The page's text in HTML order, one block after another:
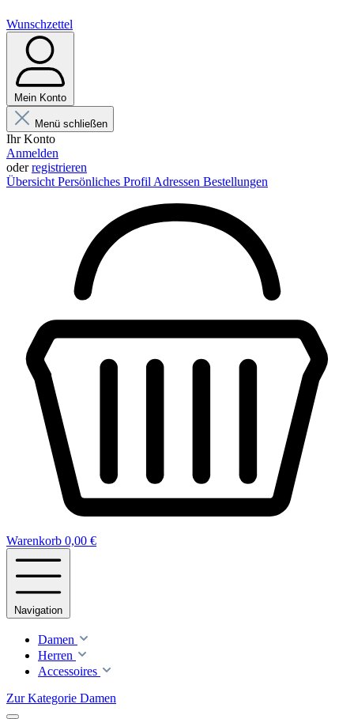
Wunschzettel
Mein Konto
Menü schließen
Ihr Konto
Anmelden
oderregistrieren
Übersicht Persönliches Profil Adressen Bestellungen
Warenkorb 0,00 €
Navigation
Damen
Herren
Accessoires
Zur Kategorie Damen